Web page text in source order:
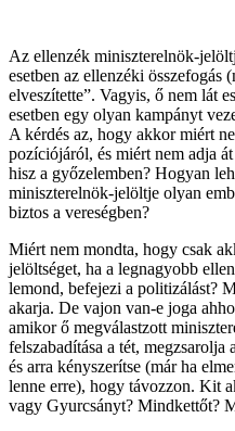
Az ellenzék miniszterelnök-
esetben az ellenzéki összefogás
elveszítette”. Vagyis, ő nem lát
esetben egy olyan kampányt
A kérdés az, hogy akkor miért
pozíciójáról, és miért nem adja
hisz a győzelemben? Hogyan
miniszterelnök-jelöltje olyan
biztos a vereségben?
Miért nem mondta, hogy csak
jelöltséget, ha a legnagyobb
lemond, befejezi a politizálást?
akarja. De vajon van-e joga
amikor ő megválastzott
felszabadítása a tét,
és arra kényszerítse (már ha
lenne erre), hogy távozzon. Kit
vagy Gyurcsányt? Mindkettőt?